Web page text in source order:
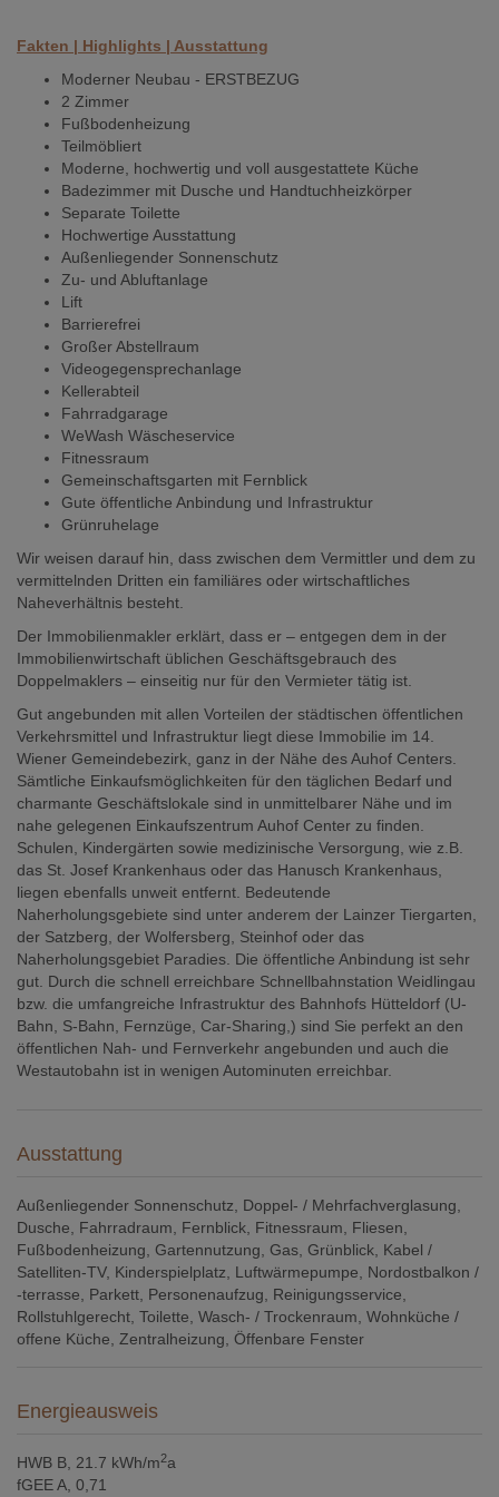
Fakten | Highlights | Ausstattung
Moderner Neubau - ERSTBEZUG
2 Zimmer
Fußbodenheizung
Teilmöbliert
Moderne, hochwertig und voll ausgestattete Küche
Badezimmer mit Dusche und Handtuchheizkörper
Separate Toilette
Hochwertige Ausstattung
Außenliegender Sonnenschutz
Zu- und Abluftanlage
Lift
Barrierefrei
Großer Abstellraum
Videogegensprechanlage
Kellerabteil
Fahrradgarage
WeWash Wäscheservice
Fitnessraum
Gemeinschaftsgarten mit Fernblick
Gute öffentliche Anbindung und Infrastruktur
Grünruhelage
Wir weisen darauf hin, dass zwischen dem Vermittler und dem zu
vermittelnden Dritten ein familiäres oder wirtschaftliches
Naheverhältnis besteht.
Der Immobilienmakler erklärt, dass er – entgegen dem in der
Immobilienwirtschaft üblichen Geschäftsgebrauch des
Doppelmaklers – einseitig nur für den Vermieter tätig ist.
Gut angebunden mit allen Vorteilen der städtischen öffentlichen
Verkehrsmittel und Infrastruktur liegt diese Immobilie im 14.
Wiener Gemeindebezirk, ganz in der Nähe des Auhof Centers.
Sämtliche Einkaufsmöglichkeiten für den täglichen Bedarf und
charmante Geschäftslokale sind in unmittelbarer Nähe und im
nahe gelegenen Einkaufszentrum Auhof Center zu finden.
Schulen, Kindergärten sowie medizinische Versorgung, wie z.B.
das St. Josef Krankenhaus oder das Hanusch Krankenhaus,
liegen ebenfalls unweit entfernt. Bedeutende
Naherholungsgebiete sind unter anderem der Lainzer Tiergarten,
der Satzberg, der Wolfersberg, Steinhof oder das
Naherholungsgebiet Paradies. Die öffentliche Anbindung ist sehr
gut. Durch die schnell erreichbare Schnellbahnstation Weidlingau
bzw. die umfangreiche Infrastruktur des Bahnhofs Hütteldorf (U-
Bahn, S-Bahn, Fernzüge, Car-Sharing,) sind Sie perfekt an den
öffentlichen Nah- und Fernverkehr angebunden und auch die
Westautobahn ist in wenigen Autominuten erreichbar.
Ausstattung
Außenliegender Sonnenschutz Doppel- / Mehrfachverglasung
Dusche
Fahrradraum Fernblick Fitnessraum
Fliesen
Fußbodenheizung
Gartennutzung Gas Grünblick Kabel /
Satelliten-TV Kinderspielplatz Luftwärmepumpe
Nordostbalkon /
-terrasse
Parkett Personenaufzug
Reinigungsservice
Rollstuhlgerecht Toilette Wasch- / Trockenraum Wohnküche /
offene Küche Zentralheizung Öffenbare Fenster
Energieausweis
HWB B, 21.7 kWh/m2a
fGEEA, 0,71